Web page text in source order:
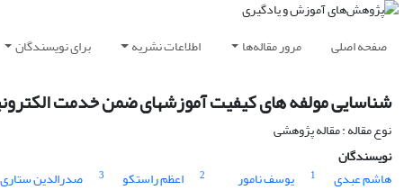
صفحه اصلی مرور مقاله‌ها اطلاعات نشریه برای نویسندگان
شناسایی مولفه های کیفیت آموزشهای ضمن خدمت
نوع مقاله : مقاله پژوهشی
نویسندگان
هاشم عبدی
1 یوسف نامور 2 اعظم راستکو 3 صدرالدین ستاری